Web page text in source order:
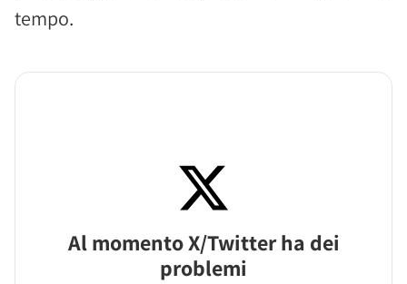
tempo.
Al momento X/Twitter ha dei
problemi